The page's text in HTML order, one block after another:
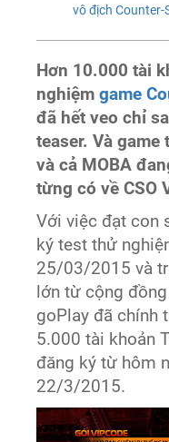
vô địch Counter-
Hơn 10.000 tài
nghiệmgame
đã hết veo chỉ
teaser. Và game
và cả MOBA
từng có về CSO
Với việc đạt con
ký test thử
25/03/2015 và
lớn từ cộng
goPlay đã chính
5.000 tài khoản
đăng ký từ hôm
22/3/2015.